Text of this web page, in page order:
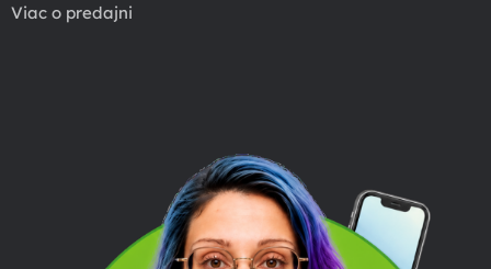
Viac o predajni